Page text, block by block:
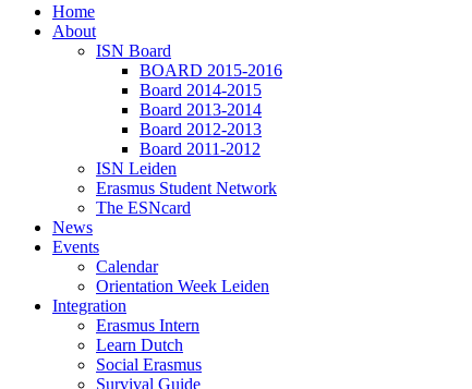
Home
About
ISN Board
BOARD 2015-2016
Board 2014-2015
Board 2013-2014
Board 2012-2013
Board 2011-2012
ISN Leiden
Erasmus Student Network
The ESNcard
News
Events
Calendar
Orientation Week Leiden
Integration
Erasmus Intern
Learn Dutch
Social Erasmus
Survival Guide